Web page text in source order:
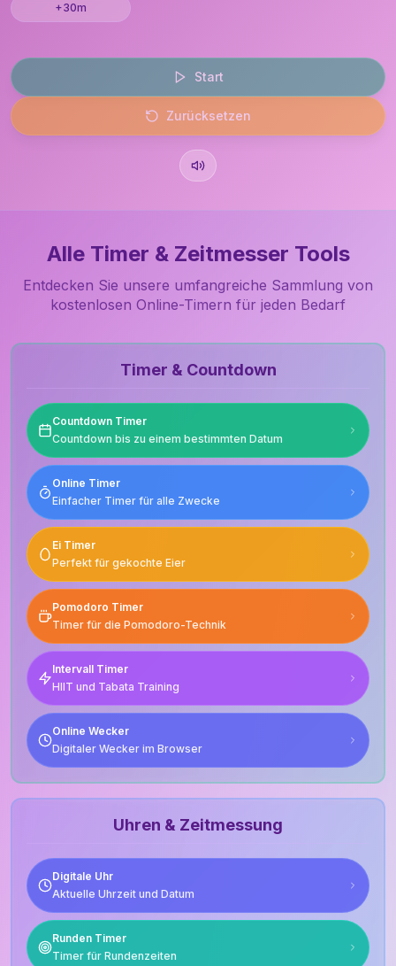
+30m
Start
Zurücksetzen
Alle Timer & Zeitmesser Tools
Entdecken Sie unsere umfangreiche Sammlung von
kostenlosen Online-Timern für jeden Bedarf
Timer & Countdown
Countdown Timer
Countdown bis zu einem bestimmten Datum
Online Timer
Einfacher Timer für alle Zwecke
Ei Timer
Perfekt für gekochte Eier
Pomodoro Timer
Timer für die Pomodoro-Technik
Intervall Timer
HIIT und Tabata Training
Online Wecker
Digitaler Wecker im Browser
Uhren & Zeitmessung
Digitale Uhr
Aktuelle Uhrzeit und Datum
Runden Timer
Timer für Rundenzeiten